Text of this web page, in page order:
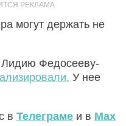
могут держать не
Лидию Федосееву-
У нее
в Телеграме и в Max